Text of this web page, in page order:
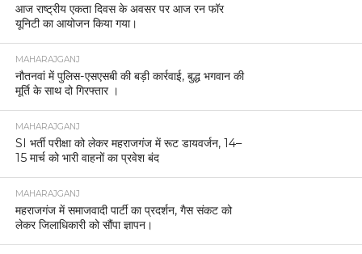
आज राष्ट्रीय एकता दिवस के अवसर पर आज रन फॉर
यूनिटी का आयोजन किया गया।
MAHARAJGANJ
नौतनवां में पुलिस-एसएसबी की बड़ी कार्रवाई, बुद्ध भगवान की
मूर्ति के साथ दो गिरफ्तार ।
MAHARAJGANJ
SI भर्ती परीक्षा को लेकर महराजगंज में रूट डायवर्जन, 14–
15 मार्च को भारी वाहनों का प्रवेश बंद
MAHARAJGANJ
महराजगंज में समाजवादी पार्टी का प्रदर्शन, गैस संकट को
लेकर जिलाधिकारी को सौंपा ज्ञापन।